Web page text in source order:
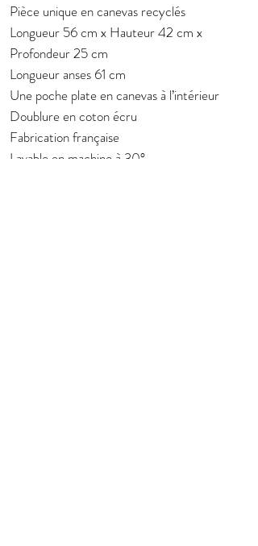
Pièce unique en canevas recyclés
Longueur 56 cm x Hauteur 42 cm x
Profondeur 25 cm
Longueur anses 61 cm
Une poche plate en canevas à l’intérieur
Doublure en coton écru
Fabrication française
Lavable en machine à 30°